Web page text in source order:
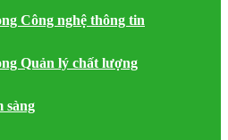
Công nghệ thông tin
Quản lý chất lượng
sàng